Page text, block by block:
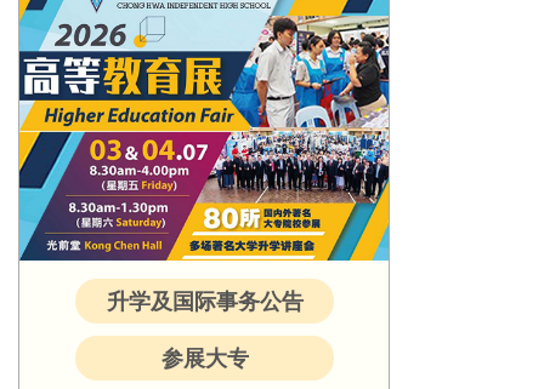
升学及国际事务公告
参展大专